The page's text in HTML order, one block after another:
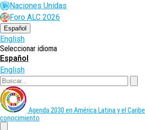
Pasar
al
contenido
principal
Naciones Unidas
Foro ALC 2026
Español
English
Seleccionar idioma
Español
English
Agenda 2030 en América Latina y el Caribe
conocimiento